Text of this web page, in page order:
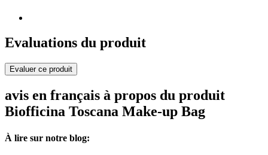
Evaluations du produit
Evaluer ce produit
avis en français à propos du produit
Biofficina Toscana Make-up Bag
À lire sur notre blog: